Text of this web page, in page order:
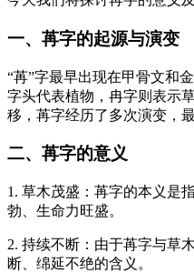
一、苒字的起源与演变
“苒”字最早出现在甲骨文和
字头代表植物，冉字则表示
移，苒字经历了多次演变，
二、苒字的意义
1. 草木茂盛：苒字的本义是
勃、生命力旺盛。
2. 持续不断：由于苒字与草
断、绵延不绝的含义。